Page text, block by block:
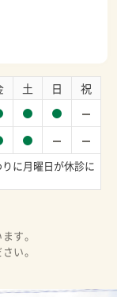
土 日 祝
に月曜日が休診に
す。
い。